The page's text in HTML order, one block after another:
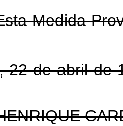
Medida
abril de